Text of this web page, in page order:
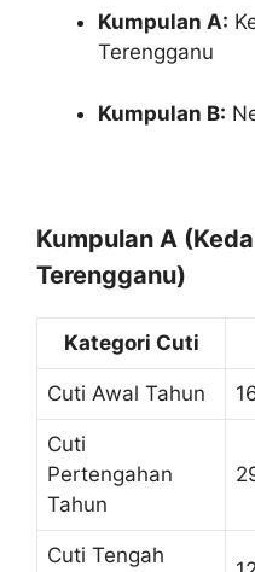
Kumpulan A:
Terengganu
Kumpulan B:
Kumpulan A
Terengganu)
Kategori Cuti
Cuti Awal Tahun
Cuti
Pertengahan
Tahun
Cuti Tengah